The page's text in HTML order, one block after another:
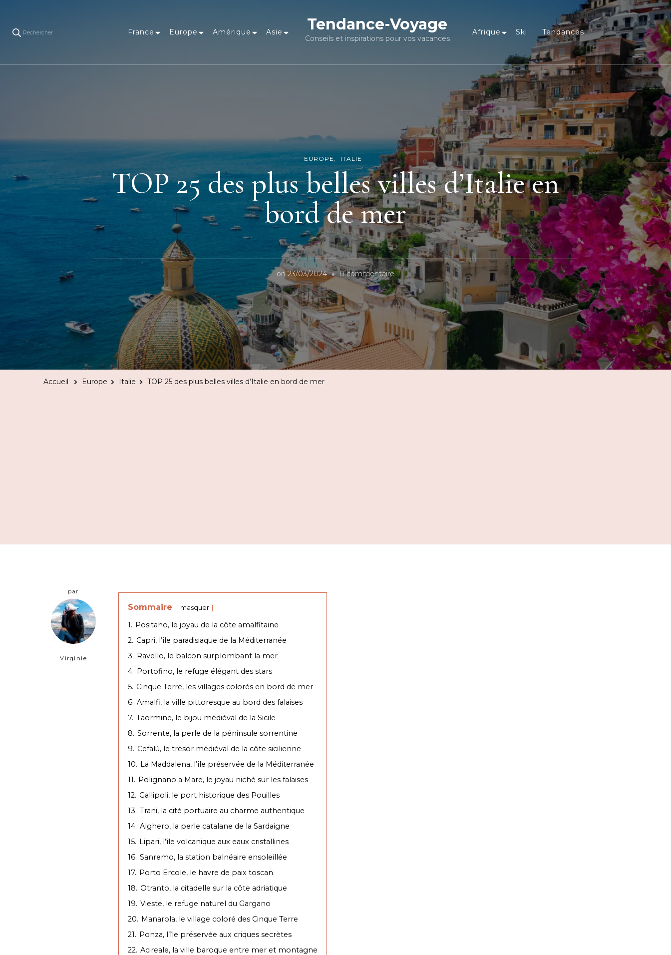
Rechercher France Europe Amérique Asie Tendance-Voyage
Conseils et inspirations pour vos vacances
Afrique Ski Tendances
EUROPE ITALIE
TOP 25 des plus belles villes d’Italie en
bord de mer
on23/03/2024 0 commentairesur
TOP
25
plus
belles
villes
Accueil Europe Italie TOP 25 des plus belles villes d’Italie en bord de mer
par
Virginie
Sommaire masquer
1. Positano, le joyau de la côte amalfitaine
2. Capri, l’île paradisiaque de la Méditerranée
3. Ravello, le balcon surplombant la mer
4. Portofino, le refuge élégant des stars
5. Cinque Terre, les villages colorés en bord de mer
6. Amalfi, la ville pittoresque au bord des falaises
7. Taormine, le bijou médiéval de la Sicile
8. Sorrente, la perle de la péninsule sorrentine
9. Cefalù, le trésor médiéval de la côte sicilienne
10. La Maddalena, l’île préservée de la Méditerranée
11. Polignano a Mare, le joyau niché sur les falaises
12. Gallipoli, le port historique des Pouilles
13. Trani, la cité portuaire au charme authentique
14. Alghero, la perle catalane de la Sardaigne
15. Lipari, l’île volcanique aux eaux cristallines
16. Sanremo, la station balnéaire ensoleillée
17. Porto Ercole, le havre de paix toscan
18. Otranto, la citadelle sur la côte adriatique
19. Vieste, le refuge naturel du Gargano
20. Manarola, le village coloré des Cinque Terre
21. Ponza, l’île préservée aux criques secrètes
22. Acireale, la ville baroque entre mer et montagne